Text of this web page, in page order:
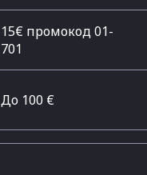
15€ промокод 01-
701
До 100 €